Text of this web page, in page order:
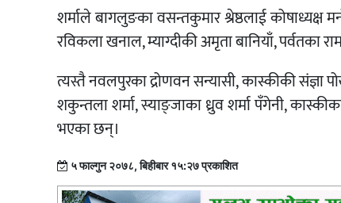
शर्माले बागलुङका वसन्तकुमार श्रेष्ठलाई कोषाध्यक्ष
रविकला खनाल, म्याग्दीकी अमृता बानियाँ,
त्यस्तै नवलपुरका द्रोणवन सन्यासी, कास्कीकी
शकुन्तला शर्मा, स्याङ्जाका ध्रुव शर्मा पँगेनी,
भएका छन्।
५ फाल्गुन २०७८, बिहीबार १५:२७ प्रकाशित